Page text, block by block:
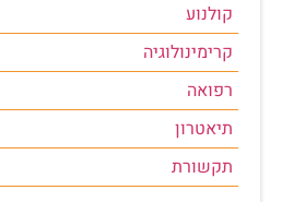
קולנוע
קרימינולוגיה
רפואה
תיאטרון
תקשורת